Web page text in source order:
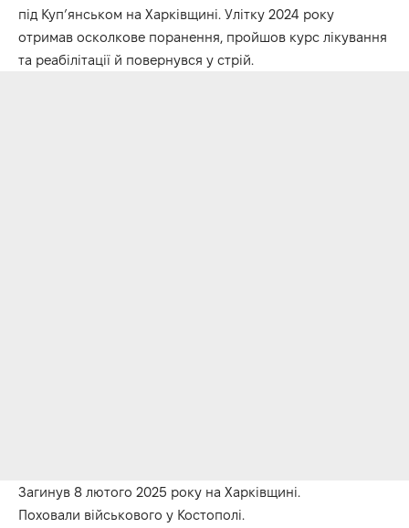
під Куп’янськом на Харківщині. Улітку 2024 року
отримав осколкове поранення, пройшов курс лікування
та реабілітації й повернувся у стрій.
Загинув 8 лютого 2025 року на Харківщині.
Поховали військового у Костополі.